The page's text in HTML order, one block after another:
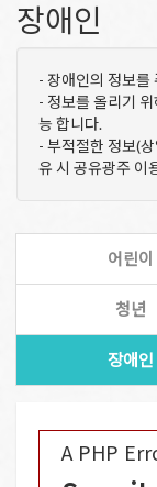
장애인
- 장애인의 정보를
- 정보를 올리기
능 합니다.
- 부적절한 정보(
유 시 공유광주 이
어린이
청년
장애인
A PHP